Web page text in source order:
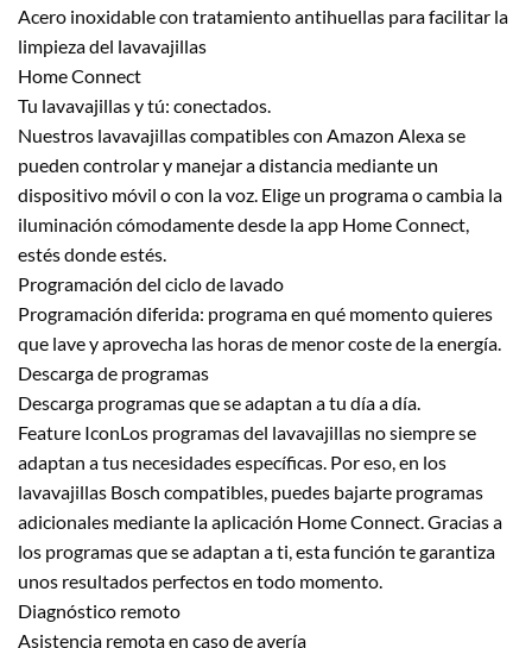
Acero inoxidable con tratamiento antihuellas para facilitar la
limpieza del lavavajillas
Home Connect
Tu lavavajillas y tú: conectados.
Nuestros lavavajillas compatibles con Amazon Alexa se
pueden controlar y manejar a distancia mediante un
dispositivo móvil o con la voz. Elige un programa o cambia la
iluminación cómodamente desde la app Home Connect,
estés donde estés.
Programación del ciclo de lavado
Programación diferida: programa en qué momento quieres
que lave y aprovecha las horas de menor coste de la energía.
Descarga de programas
Descarga programas que se adaptan a tu día a día.
Feature IconLos programas del lavavajillas no siempre se
adaptan a tus necesidades específicas. Por eso, en los
lavavajillas Bosch compatibles, puedes bajarte programas
adicionales mediante la aplicación Home Connect. Gracias a
los programas que se adaptan a ti, esta función te garantiza
unos resultados perfectos en todo momento.
Diagnóstico remoto
Asistencia remota en caso de avería